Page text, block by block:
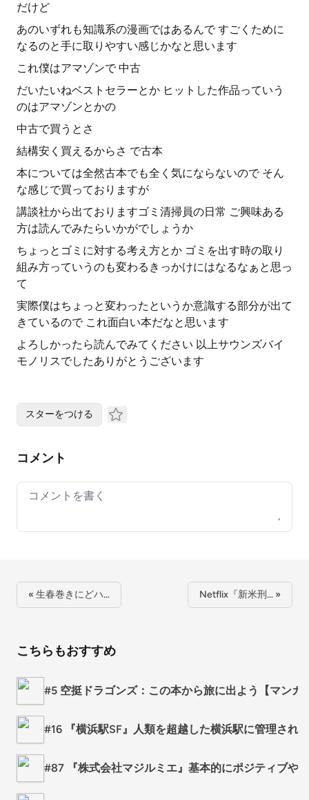
だけど
あのいずれも知識系の漫画ではあるんで すごくために
なるのと手に取りやすい感じかなと思います
これ僕はアマゾンで 中古
だいたいねベストセラーとか ヒットした作品っていう
のはアマゾンとかの
中古で買うとさ
結構安く買えるからさ で古本
本については全然古本でも全く気にならないので そん
な感じで買っておりますが
講談社から出ておりますゴミ清掃員の日常 ご興味ある
方は読んでみたらいかがでしょうか
ちょっとゴミに対する考え方とか ゴミを出す時の取り
組み方っていうのも変わるきっかけにはなるなぁと思っ
て
実際僕はちょっと変わったというか意識する部分が出て
きているので これ面白い本だなと思います
よろしかったら読んでみてください 以上サウンズバイ
モノリスでしたありがとうございます
スターをつける
コメント
Your comment
« 生春巻きにどハ… Netflix『新米刑… »
こちらもおすすめ
#5 空挺ドラゴンズ：この本から旅に出よう【マンガ
#16 『横浜駅SF』人類を超越した横浜駅に管理され
#87 『株式会社マジルミエ』基本的にポジティブや